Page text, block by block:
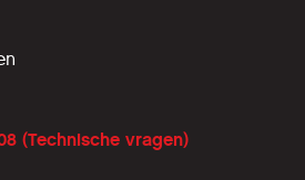
(Technische vragen)